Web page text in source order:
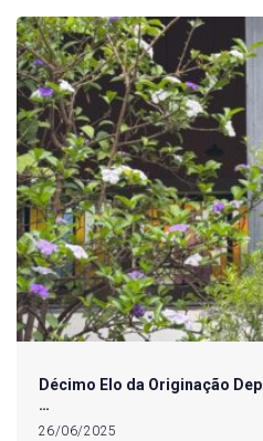
Décimo Elo da Originação
…
26/06/2025